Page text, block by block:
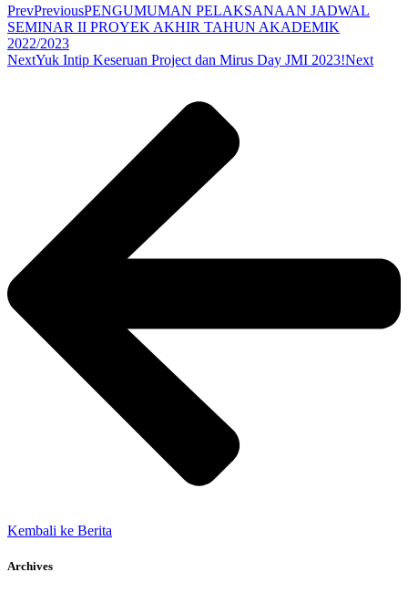
PrevPreviousPENGUMUMAN PELAKSANAAN JADWAL
SEMINAR II PROYEK AKHIR TAHUN AKADEMIK
2022/2023
NextYuk Intip Keseruan Project dan Mirus Day JMI 2023!Next
Kembali ke Berita
Archives